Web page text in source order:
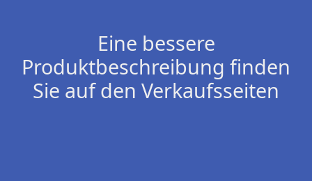
Eine bessere
Produktbeschreibung finden
Sie auf den Verkaufsseiten